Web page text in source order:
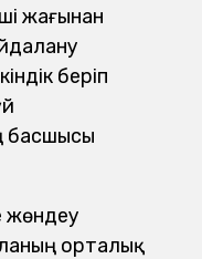
жағынан
беріп
басшысы
жөндеу
орталық